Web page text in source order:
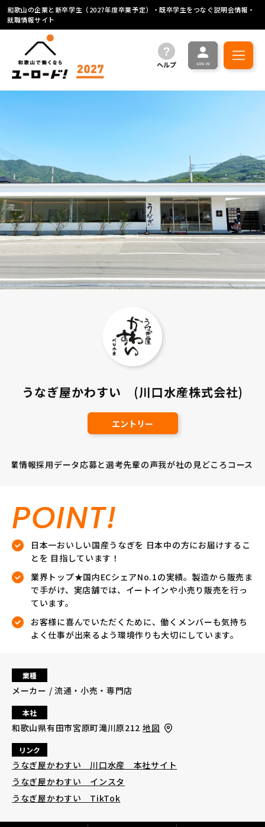
和歌山の企業と新卒学生（2027年度卒業予定）・既卒学生をつなぐ説明会情報・
就職情報サイト
ヘルプ
うなぎ屋かわすい (川口水産株式会社)
エントリー
企業情報採用データ応募と選考先輩の声我が社の見どころ コース
POINT!
日本一おいしい国産うなぎを 日本中の方にお届けするこ
とを 目指しています！
業界トップ★国内ECシェアNo.1の実績。製造から販売ま
で手がけ、実店舗では、イートインや小売り販売を行っ
ています。
お客様に喜んでいただくために、働くメンバーも気持ち
よく仕事が出来るよう環境作りも大切にしています。
業種
メーカー / 流通・小売・専門店
本社
和歌山県有田市宮原町滝川原212 地図
リンク
うなぎ屋かわすい 川口水産 本社サイト
うなぎ屋かわすい インスタ
うなぎ屋かわすい TikTok